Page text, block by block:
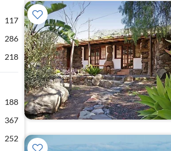
117
286
218
188
367
252